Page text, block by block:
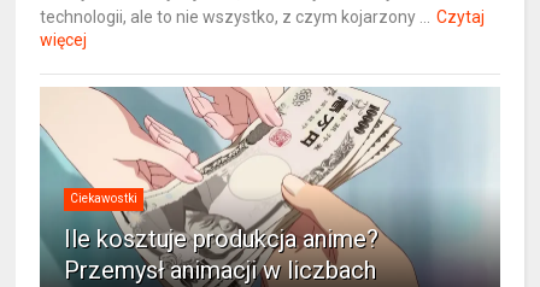
technologii, ale to nie wszystko, z czym kojarzony ...
Czytaj
więcej
Ciekawostki
Ile kosztuje produkcja anime?
Przemysł animacji w liczbach